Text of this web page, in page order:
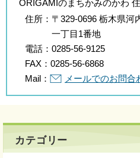
ORIGAMIのまちかみのかわ
住所： 〒329-0696 栃木県河
一丁目1番地
電話： 0285-56-9125
FAX： 0285-56-6868
Mail：
メールでのお問合
カテゴリー